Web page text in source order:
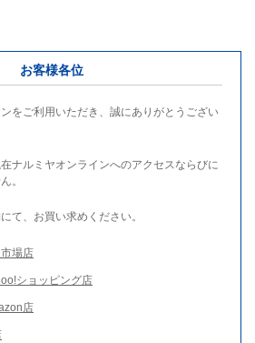
お客様各位
をご利用いただき、誠にありがとうござい
ナルミヤオンラインへのアクセスならびに
。
て、お買い求めください。
場店
ショッピング店
店